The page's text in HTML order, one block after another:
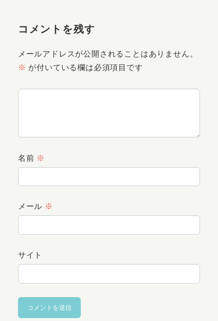
コメントを残す
メールアドレスが公開されることはありません。
※ が付いている欄は必須項目です
名前 ※
メール ※
サイト